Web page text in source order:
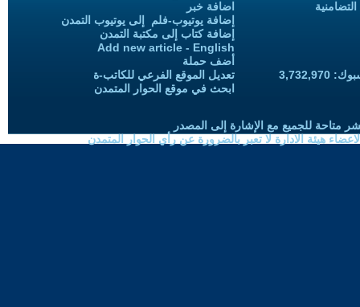
اضافة خبر
إضافة يوتيوب-فلم إلى يوتيوب التمدن
إضافة كتاب إلى مكتبة التمدن
Add new article - English
أضف حملة
تعديل الموقع الفرعي للكاتب-ة
ابحث في موقع الحوار المتمدن
متاحة للجميع مع الإشارة إلى المصدر
هيئة الادارة لا تعبر بالضرورة عن رأي الحوار المتمدن